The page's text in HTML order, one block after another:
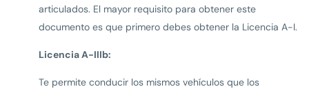
articulados. El mayor requisito para obtener este
documento es que primero debes obtener la Licencia A-I.
Licencia A-IIIb:
Te permite conducir los mismos vehículos que los